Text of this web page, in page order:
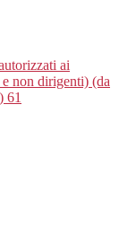
ai
non dirigenti) (da
61